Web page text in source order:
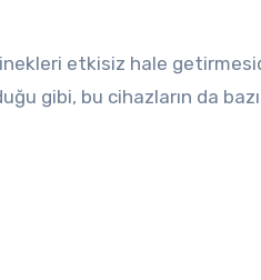
etkisiz hale
gibi, bu cihazların da bazı